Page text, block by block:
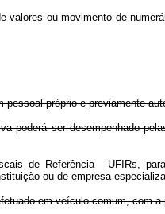
ou movimento de
próprio e previamente
poderá ser desempenhado
de Referência - UFIRs,
ou de empresa
em veículo comum, com